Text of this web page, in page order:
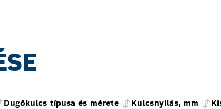
Dugókulcs típusa és mérete Kulcsnyílás, mm